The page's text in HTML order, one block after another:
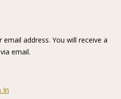
address. You will receive a
email.
In